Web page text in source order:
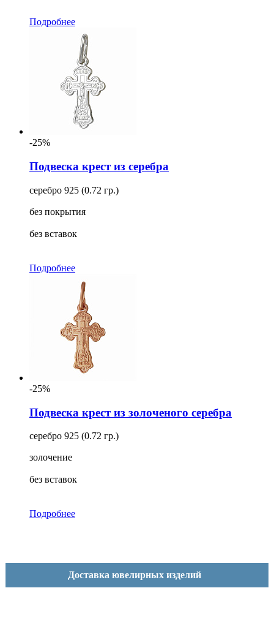
Подробнее
-25%
Подвеска крест из серебра
серебро 925 (0.72 гр.)
без покрытия
без вставок
Подробнее
-25%
Подвеска крест из золоченого серебра
серебро 925 (0.72 гр.)
золочение
без вставок
Подробнее
Доставка ювелирных изделий